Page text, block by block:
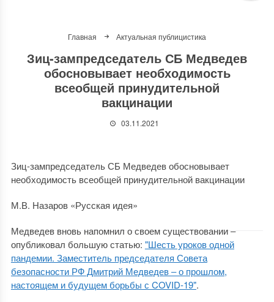
Главная Актуальная публицистика
Зиц-зампредседатель СБ Медведев
обосновывает необходимость
всеобщей принудительной
вакцинации
03.11.2021
Зиц-зампредседатель СБ Медведев обосновывает
необходимость всеобщей принудительной вакцинации
М.В. Назаров «Русская идея»
Медведев вновь напомнил о своем существовании ‒
опубликовал большую статью: "Шесть уроков одной
пандемии. Заместитель председателя Совета
безопасности РФ Дмитрий Медведев ‒ о прошлом,
настоящем и будущем борьбы с COVID-19".